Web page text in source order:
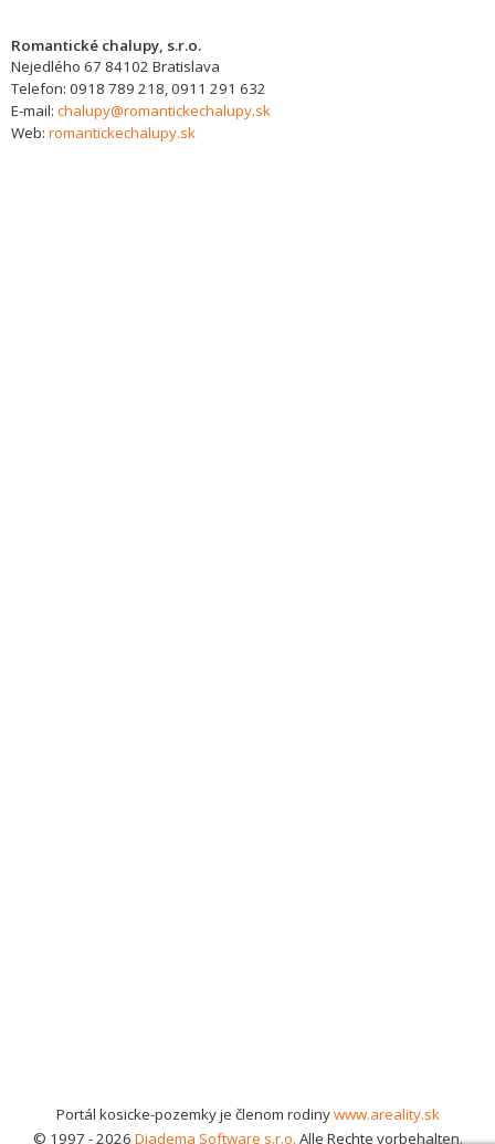
Romantické chalupy, s.r.o.
Nejedlého 67 84102 Bratislava
Telefon: 0918 789 218, 0911 291 632
E-mail: chalupy@romantickechalupy.sk
Web: romantickechalupy.sk
Portál kosicke-pozemky je členom rodinywww.areality.sk
© 1997 - 2026 Diadema Software s.r.o. Alle Rechte vorbehalten.